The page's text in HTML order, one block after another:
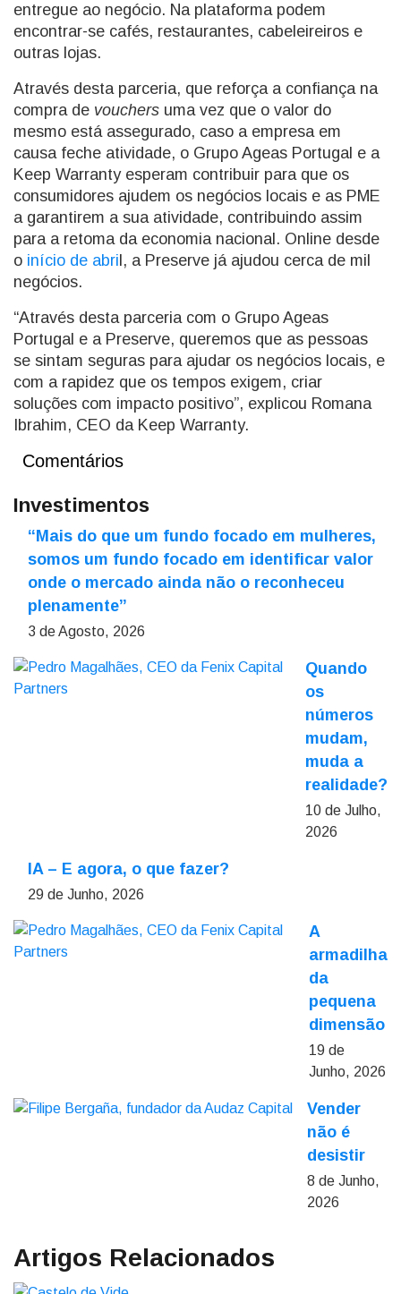
entregue ao negócio. Na plataforma podem
encontrar-se cafés, restaurantes, cabeleireiros e
outras lojas.
Através desta parceria, que reforça a confiança na
compra de vouchers uma vez que o valor do
mesmo está assegurado, caso a empresa em
causa feche atividade, o Grupo Ageas Portugal e a
Keep Warranty esperam contribuir para que os
consumidores ajudem os negócios locais e as PME
a garantirem a sua atividade, contribuindo assim
para a retoma da economia nacional. Online desde
o início de abri l, a Preserve já ajudou cerca de mil
negócios.
“Através desta parceria com o Grupo Ageas
Portugal e a Preserve, queremos que as pessoas
se sintam seguras para ajudar os negócios locais, e
com a rapidez que os tempos exigem, criar
soluções com impacto positivo”, explicou Romana
Ibrahim, CEO da Keep Warranty.
Comentários
Investimentos
“Mais do que um fundo focado em mulheres,
somos um fundo focado em identificar valor
onde o mercado ainda não o reconheceu
plenamente”
3 de Agosto, 2026
Quando
os
números
mudam,
muda a
realidade?
10 de Julho,
2026
IA – E agora, o que fazer?
29 de Junho, 2026
A
armadilha
da
pequena
dimensão
19 de
Junho, 2026
Vender
não é
desistir
8 de Junho,
2026
Artigos Relacionados